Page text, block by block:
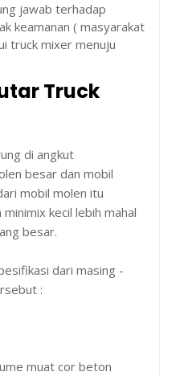
jawab terhadap
keamanan ( masyarakat
truck mixer menuju
Truck
di angkut
besar dan mobil
mobil molen itu
kecil lebih mahal
besar.
dari masing -
:
muat cor beton